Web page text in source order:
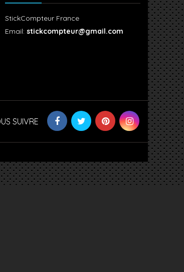
StickCompteur France
Email: stickcompteur@gmail.com
SUIVRE